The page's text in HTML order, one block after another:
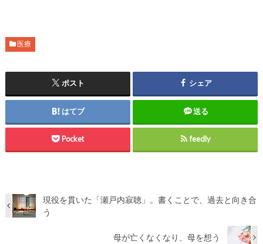
医療
ポスト シェア
はてブ 送る
Pocket feedly
現役を貫いた「瀬戸内寂聴」。書くことで、過去と向き合
う
母が亡くなくなり、母を想う